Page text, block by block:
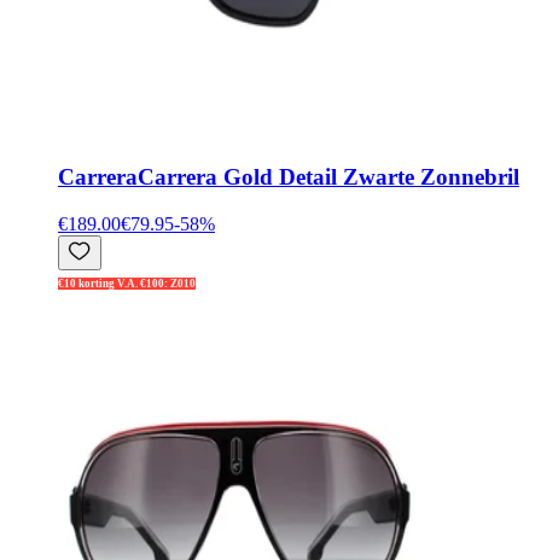
CarreraCarrera Gold Detail Zwarte Zonnebril
€189.00€79.95-58%
€10 korting V.A. €100: Z010